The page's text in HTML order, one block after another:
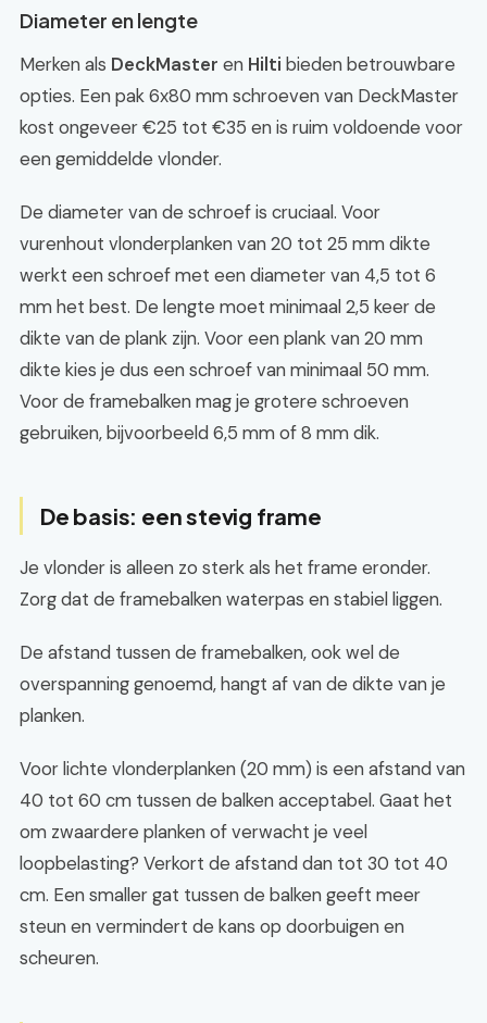
Diameter en lengte
Merken als DeckMaster en Hilti bieden betrouwbare
opties. Een pak 6x80 mm schroeven van DeckMaster
kost ongeveer €25 tot €35 en is ruim voldoende voor
een gemiddelde vlonder.
De diameter van de schroef is cruciaal. Voor
vurenhout vlonderplanken van 20 tot 25 mm dikte
werkt een schroef met een diameter van 4,5 tot 6
mm het best. De lengte moet minimaal 2,5 keer de
dikte van de plank zijn. Voor een plank van 20 mm
dikte kies je dus een schroef van minimaal 50 mm.
Voor de framebalken mag je grotere schroeven
gebruiken, bijvoorbeeld 6,5 mm of 8 mm dik.
De basis: een stevig frame
Je vlonder is alleen zo sterk als het frame eronder.
Zorg dat de framebalken waterpas en stabiel liggen.
De afstand tussen de framebalken, ook wel de
overspanning genoemd, hangt af van de dikte van je
planken.
Voor lichte vlonderplanken (20 mm) is een afstand van
40 tot 60 cm tussen de balken acceptabel. Gaat het
om zwaardere planken of verwacht je veel
loopbelasting? Verkort de afstand dan tot 30 tot 40
cm. Een smaller gat tussen de balken geeft meer
steun en vermindert de kans op doorbuigen en
scheuren.